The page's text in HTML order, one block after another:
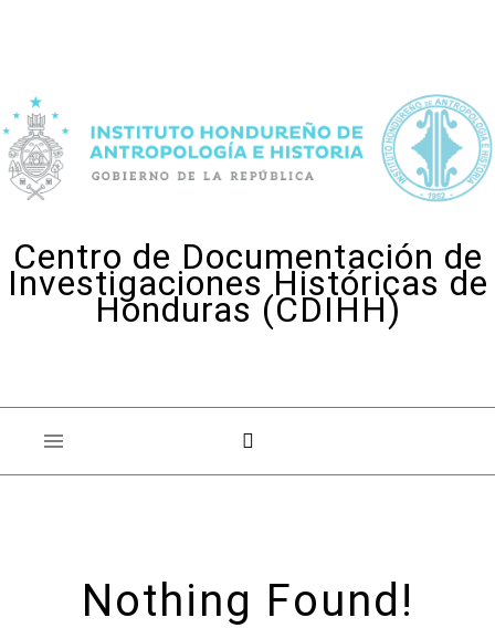
Centro de Documentación de
Investigaciones Históricas de
Honduras (CDIHH)
Nothing Found!